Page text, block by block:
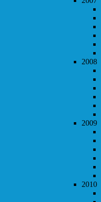
2008
2009
2010